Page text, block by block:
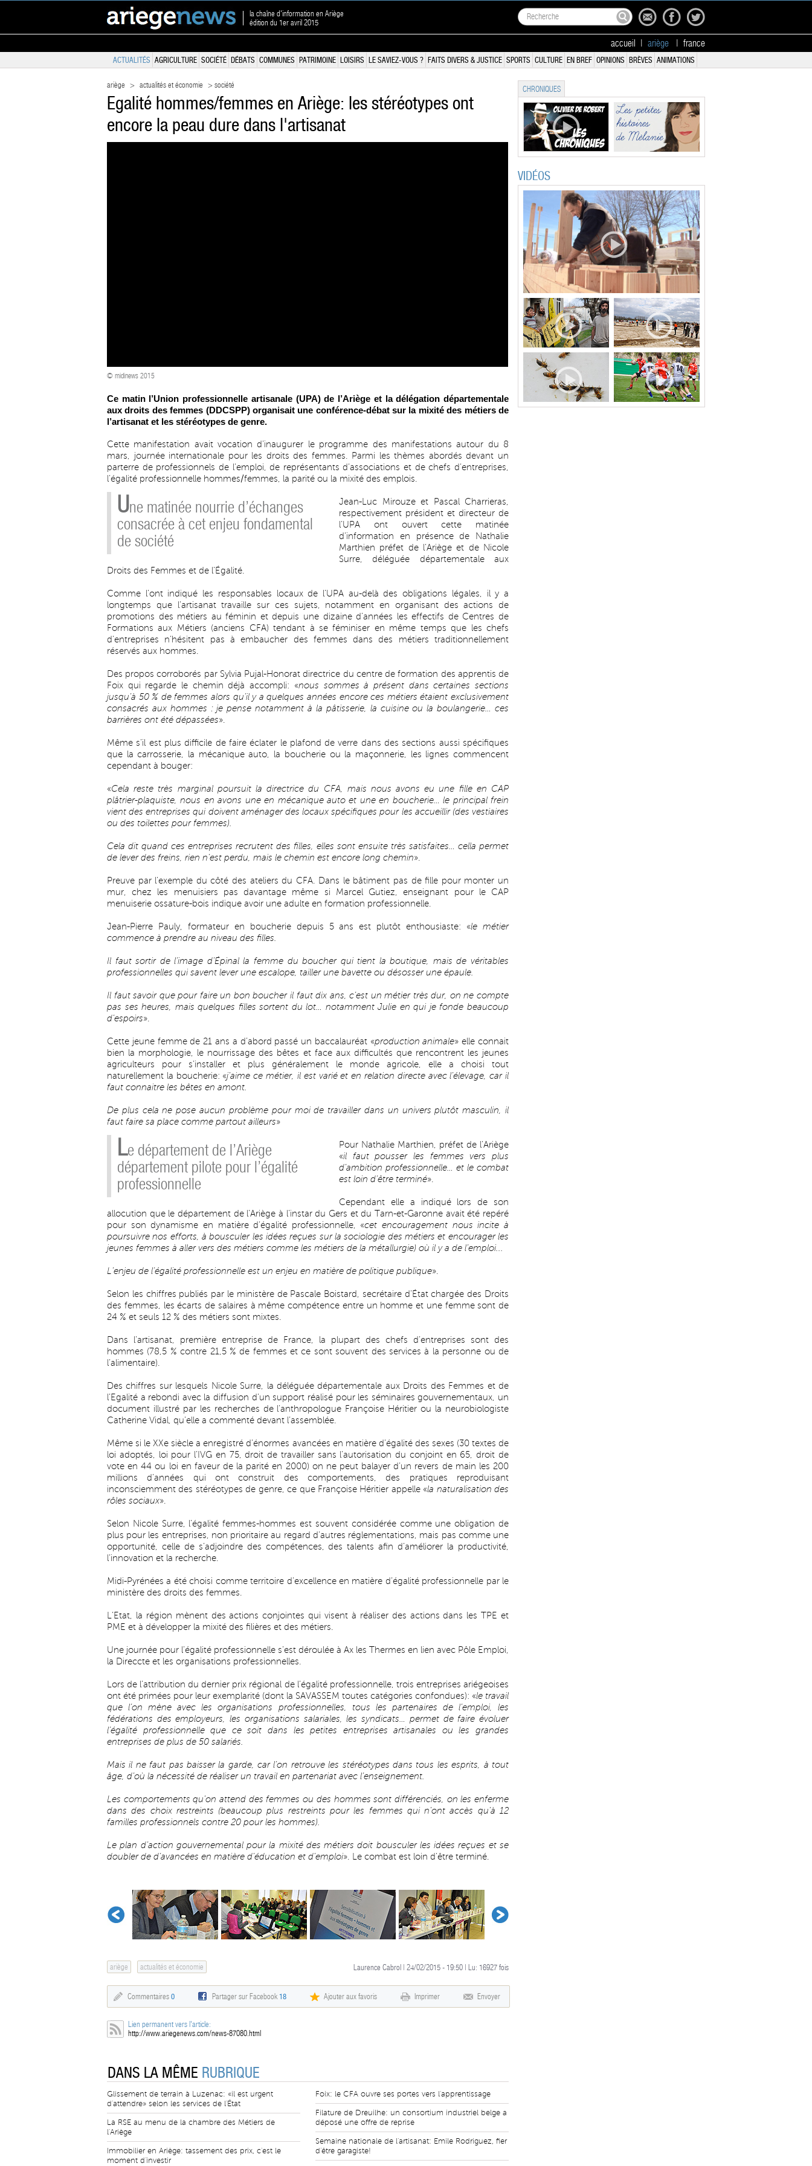
la chaîne d'information en Ariège
édition du 1er avril 2015
accueil ariège france
ACTUALITÉS AGRICULTURE SOCIÉTÉ DÉBATS COMMUNES PATRIMOINE LOISIRS LE SAVIEZ-VOUS ? FAITS DIVERS & JUSTICE SPORTS CULTURE EN BREF OPINIONS BRÈVES ANIMATIONS
ariège > actualités et économie > société
Egalité hommes/femmes en Ariège: les stéréotypes ont
encore la peau dure dans l'artisanat
© midinews 2015
Ce matin l’Union professionnelle artisanale (UPA) de l’Ariège et la délégation départementale
aux droits des femmes (DDCSPP) organisait une conférence-débat sur la mixité des métiers de
l’artisanat et les stéréotypes de genre.
Cette manifestation avait vocation d’inaugurer le programme des manifestations autour du 8
mars, journée internationale pour les droits des femmes. Parmi les thèmes abordés devant un
parterre de professionnels de l’emploi, de représentants d’associations et de chefs d’entreprises,
l’égalité professionnelle hommes/femmes, la parité ou la mixité des emplois.
Une matinée nourrie d’échanges
consacrée à cet enjeu fondamental
de société
Jean-Luc Mirouze et Pascal Charrieras,
respectivement président et directeur de
l’UPA ont ouvert cette matinée
d’information en présence de Nathalie
Marthien préfet de l’Ariège et de Nicole
Surre, déléguée départementale aux
Droits des Femmes et de l’Égalité.
Comme l’ont indiqué les responsables locaux de l’UPA au-delà des obligations légales, il y a
longtemps que l’artisanat travaille sur ces sujets, notamment en organisant des actions de
promotions des métiers au féminin et depuis une dizaine d’années les effectifs de Centres de
Formations aux Métiers (anciens CFA) tendant à se féminiser en même temps que les chefs
d’entreprises n’hésitent pas à embaucher des femmes dans des métiers traditionnellement
réservés aux hommes.
Des propos corroborés par Sylvia Pujal-Honorat directrice du centre de formation des apprentis de
Foix qui regarde le chemin déjà accompli: «nous sommes à présent dans certaines sections
jusqu’à 50 % de femmes alors qu’il y a quelques années encore ces métiers étaient exclusivement
consacrés aux hommes : je pense notamment à la pâtisserie, la cuisine ou la boulangerie… ces
barrières ont été dépassées».
Même s’il est plus difficile de faire éclater le plafond de verre dans des sections aussi spécifiques
que la carrosserie, la mécanique auto, la boucherie ou la maçonnerie, les lignes commencent
cependant à bouger:
«Cela reste très marginal poursuit la directrice du CFA, mais nous avons eu une fille en CAP
plâtrier-plaquiste, nous en avons une en mécanique auto et une en boucherie… le principal frein
vient des entreprises qui doivent aménager des locaux spécifiques pour les accueillir (des vestiaires
ou des toilettes pour femmes).
Cela dit quand ces entreprises recrutent des filles, elles sont ensuite très satisfaites… cella permet
de lever des freins, rien n’est perdu, mais le chemin est encore long chemin».
Preuve par l’exemple du côté des ateliers du CFA. Dans le bâtiment pas de fille pour monter un
mur, chez les menuisiers pas davantage même si Marcel Gutiez, enseignant pour le CAP
menuiserie ossature-bois indique avoir une adulte en formation professionnelle.
Jean-Pierre Pauly, formateur en boucherie depuis 5 ans est plutôt enthousiaste: «le métier
commence à prendre au niveau des filles.
Il faut sortir de l’image d’Épinal la femme du boucher qui tient la boutique, mais de véritables
professionnelles qui savent lever une escalope, tailler une bavette ou désosser une épaule.
Il faut savoir que pour faire un bon boucher il faut dix ans, c’est un métier très dur, on ne compte
pas ses heures, mais quelques filles sortent du lot… notamment Julie en qui je fonde beaucoup
d’espoirs».
Cette jeune femme de 21 ans a d’abord passé un baccalauréat «production animale» elle connait
bien la morphologie, le nourrissage des bêtes et face aux difficultés que rencontrent les jeunes
agriculteurs pour s’installer et plus généralement le monde agricole, elle a choisi tout
naturellement la boucherie: «j’aime ce métier, il est varié et en relation directe avec l’élevage, car il
faut connaitre les bêtes en amont.
De plus cela ne pose aucun problème pour moi de travailler dans un univers plutôt masculin, il
faut faire sa place comme partout ailleurs»
Le département de l’Ariège
département pilote pour l’égalité
professionnelle
Pour Nathalie Marthien, préfet de l’Ariège
«il faut pousser les femmes vers plus
d’ambition professionnelle… et le combat
est loin d’être terminé».
Cependant elle a indiqué lors de son
allocution que le département de l’Ariège à l’instar du Gers et du Tarn-et-Garonne avait été repéré
pour son dynamisme en matière d’égalité professionnelle, «cet encouragement nous incite à
poursuivre nos efforts, à bousculer les idées reçues sur la sociologie des métiers et encourager les
jeunes femmes à aller vers des métiers comme les métiers de la métallurgie) où il y a de l’emploi...
L’enjeu de l’égalité professionnelle est un enjeu en matière de politique publique».
Selon les chiffres publiés par le ministère de Pascale Boistard, secrétaire d’État chargée des Droits
des femmes, les écarts de salaires à même compétence entre un homme et une femme sont de
24 % et seuls 12 % des métiers sont mixtes.
Dans l’artisanat, première entreprise de France, la plupart des chefs d’entreprises sont des
hommes (78,5 % contre 21,5 % de femmes et ce sont souvent des services à la personne ou de
l’alimentaire).
Des chiffres sur lesquels Nicole Surre, la déléguée départementale aux Droits des Femmes et de
l’Egalité a rebondi avec la diffusion d’un support réalisé pour les séminaires gouvernementaux, un
document illustré par les recherches de l’anthropologue Françoise Héritier ou la neurobiologiste
Catherine Vidal, qu’elle a commenté devant l’assemblée.
Même si le XXe siècle a enregistré d’énormes avancées en matière d’égalité des sexes (30 textes de
loi adoptés, loi pour l’IVG en 75, droit de travailler sans l’autorisation du conjoint en 65, droit de
vote en 44 ou loi en faveur de la parité en 2000) on ne peut balayer d’un revers de main les 200
millions d’années qui ont construit des comportements, des pratiques reproduisant
inconsciemment des stéréotypes de genre, ce que Françoise Héritier appelle «la naturalisation des
rôles sociaux».
Selon Nicole Surre, l’égalité femmes-hommes est souvent considérée comme une obligation de
plus pour les entreprises, non prioritaire au regard d’autres réglementations, mais pas comme une
opportunité, celle de s’adjoindre des compétences, des talents afin d’améliorer la productivité,
l’innovation et la recherche.
Midi-Pyrénées a été choisi comme territoire d’excellence en matière d’égalité professionnelle par le
ministère des droits des femmes.
L’Etat, la région mènent des actions conjointes qui visent à réaliser des actions dans les TPE et
PME et à développer la mixité des filières et des métiers.
Une journée pour l’égalité professionnelle s’est déroulée à Ax les Thermes en lien avec Pôle Emploi,
la Direccte et les organisations professionnelles.
Lors de l’attribution du dernier prix régional de l’égalité professionnelle, trois entreprises ariégeoises
ont été primées pour leur exemplarité (dont la SAVASSEM toutes catégories confondues): «le travail
que l’on mène avec les organisations professionnelles, tous les partenaires de l’emploi, les
fédérations des employeurs, les organisations salariales, les syndicats… permet de faire évoluer
l’égalité professionnelle que ce soit dans les petites entreprises artisanales ou les grandes
entreprises de plus de 50 salariés.
Mais il ne faut pas baisser la garde, car l’on retrouve les stéréotypes dans tous les esprits, à tout
âge, d’où la nécessité de réaliser un travail en partenariat avec l’enseignement.
Les comportements qu’on attend des femmes ou des hommes sont différenciés, on les enferme
dans des choix restreints (beaucoup plus restreints pour les femmes qui n’ont accès qu’à 12
familles professionnels contre 20 pour les hommes).
Le plan d’action gouvernemental pour la mixité des métiers doit bousculer les idées reçues et se
doubler de d’avancées en matière d’éducation et d’emploi». Le combat est loin d’être terminé.
ariège actualités et économie Laurence Cabrol | 24/02/2015 - 19:50 | Lu: 16927 fois
Commentaires 0 Partager sur Facebook18 Ajouter aux favoris Imprimer Envoyer
Lien permanent vers l'article:
http://www.ariegenews.com/news-87080.html
DANS LA MÊME RUBRIQUE
Glissement de terrain à Luzenac: «il est urgent
d'attendre» selon les services de l'État
La RSE au menu de la chambre des Métiers de
l'Ariège
Immobilier en Ariège: tassement des prix, c'est le
moment d'investir
Foix: le CFA ouvre ses portes vers l'apprentissage
Filature de Dreuilhe: un consortium industriel belge a
déposé une offre de reprise
Semaine nationale de l'artisanat: Emile Rodriguez, fier
d'être garagiste!
CHRONIQUES
VIDÉOS